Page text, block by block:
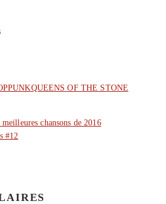
PUNKQUEENS OF THE STONE
chansons de 2016
#12